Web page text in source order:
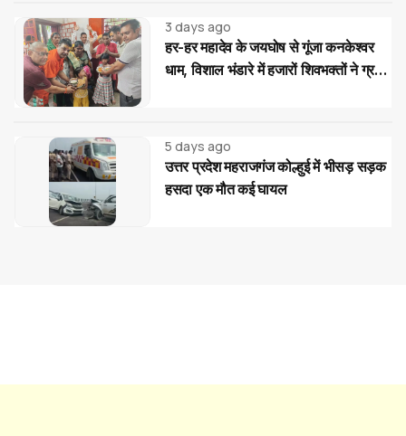
3 days ago
हर-हर महादेव के जयघोष से गूंजा कनकेश्वर
धाम, विशाल भंडारे में हजारों शिवभक्तों ने ग्रहण
5 days ago
उत्तर प्रदेश महराजगंज कोल्हुई में भीसड़ सड़क
हसदा एक मौत कई घायल